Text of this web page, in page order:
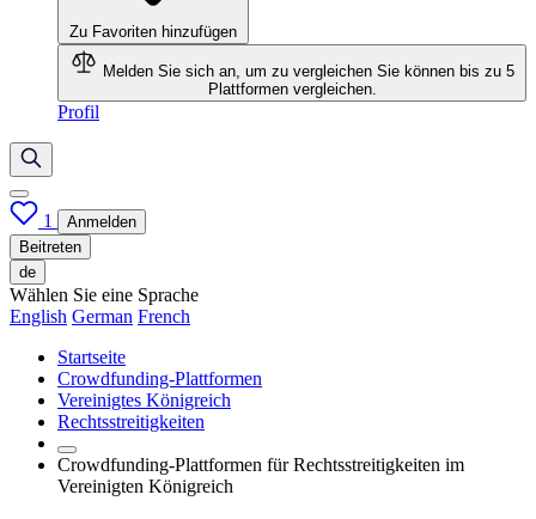
Zu Favoriten hinzufügen
Melden Sie sich an, um zu vergleichen Sie können bis zu 5
Plattformen vergleichen.
Profil
1
Anmelden
Beitreten
de
Wählen Sie eine Sprache
English German French
Startseite
Crowdfunding-Plattformen
Vereinigtes Königreich
Rechtsstreitigkeiten
Crowdfunding-Plattformen für Rechtsstreitigkeiten im
Vereinigten Königreich